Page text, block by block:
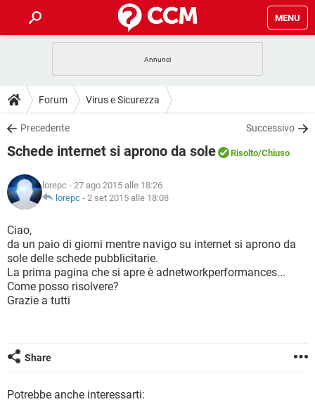
MENU
INTRATTENIMENTO ANDROID
iOS
INSTAGRAM WHATSAPP
TIKTOK
HARDWARE
GUIDE
COVID-19
INSTAGRAM
TIKTOK
HARDWARE
DOWNLOAD
COVID-19 GAMING
INTRATTENIMENTO
iOS WINDOWS 10
INSTAGRAM
TIKTOK FACEBOOK
HARDWARE
COVID-19
INTRATTENIMENTO
iOS
INSTAGRAM
TIKTOK
HARDWARE
GLOSSARIO
COVID-19
INTRATTENIMENTO ANDROID
iOS WINDOWS 10
INSTAGRAM
Forum Virus e Sicurezza
Precedente Successivo
Schede internet si aprono da sole Risolto/Chiuso
lorepc - 27 ago 2015 alle 18:26
lorepc - 2 set 2015 alle 18:08
Ciao,
da un paio di giorni mentre navigo su internet si aprono da
sole delle schede pubblicitarie.
La prima pagina che si apre è adnetworkperformances...
Come posso risolvere?
Grazie a tutti
Share
Potrebbe anche interessarti: